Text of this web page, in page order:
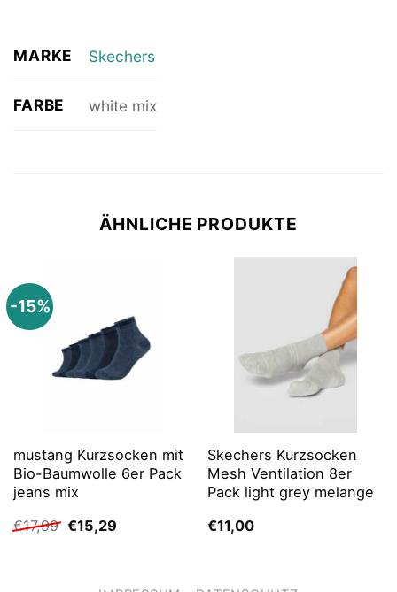
MARKE Skechers
FARBE white mix
ÄHNLICHE PRODUKTE
-15%
mustang Kurzsocken mit
Bio-Baumwolle 6er Pack
jeans mix
€17,99 Ursprünglicher
Preis
€15,29Aktueller
Skechers Kurzsocken
Mesh Ventilation 8er
Pack light grey melange
€11,00